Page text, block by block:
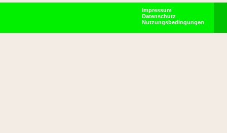
Impressum
Datenschutz
Nutzungsbedingungen